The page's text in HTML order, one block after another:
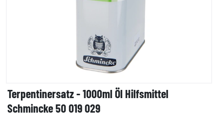
Terpentinersatz - 1000ml Öl Hilfsmittel
Schmincke 50 019 029